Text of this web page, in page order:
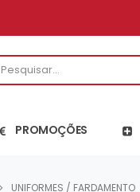
PROMOÇÕES
UNIFORMES / FARDAMENTO